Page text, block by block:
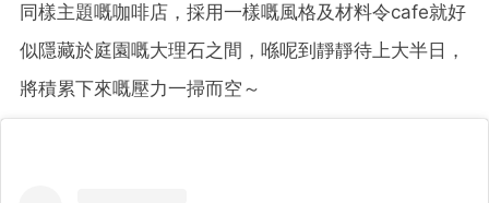
同樣主題嘅咖啡店，採用一樣嘅風格及材料令cafe就好
似隱藏於庭園嘅大理石之間，喺呢到靜靜待上大半日，
將積累下來嘅壓力一掃而空～